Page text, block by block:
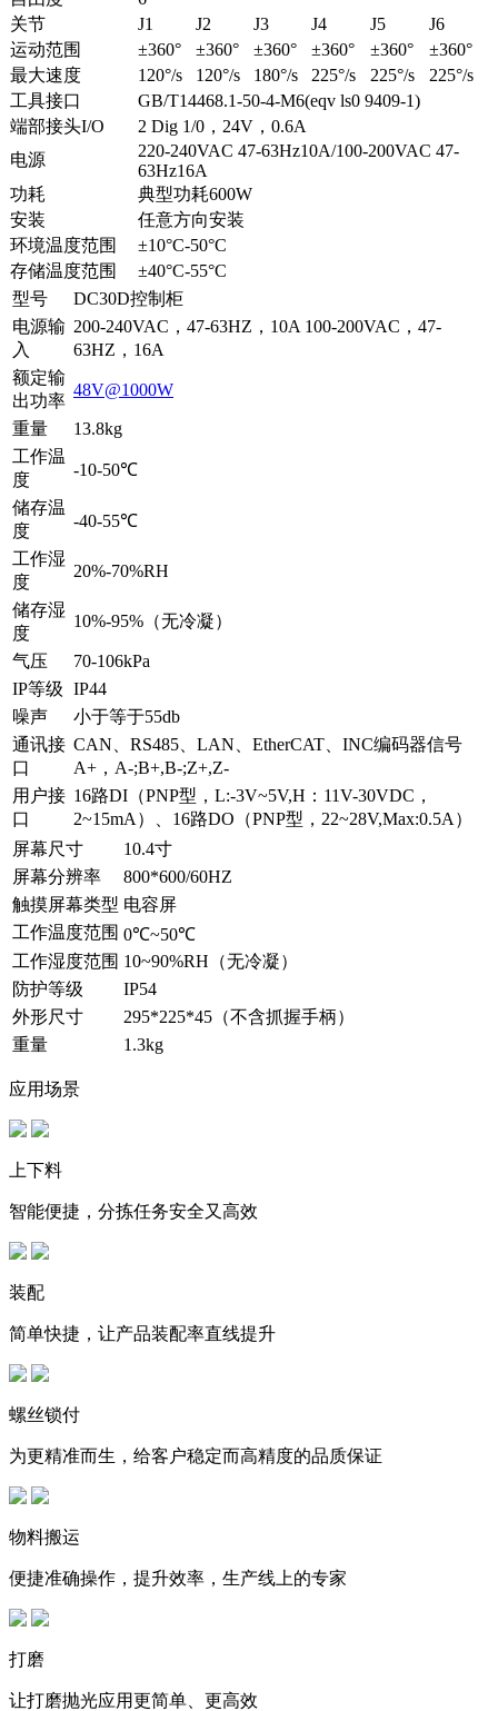
关节
J1 J2 J3 J4 J5
J6
运动范围
±360° ±360° ±360° ±360° ±360°
±360°
最大速度
120°/s 120°/s 180°/s 225°/s 225°/s
225°/s
工具接口
GB/T14468.1-50-4-M6(eqv ls0 9409-1)
端部接头I/O
2 Dig 1/0，24V，0.6A
电源
220-240VAC 47-63Hz10A/100-200VAC 47-
63Hz16A
功耗
典型功耗600W
安装
任意方向安装
环境温度范围
±10°C-50°C
存储温度范围
±40°C-55°C
型号
DC30D控制柜
电源输
入
200-240VAC，47-63HZ，10A 100-200VAC，47-
63HZ，16A
额定输
出功率
48V@1000W
重量
13.8kg
工作温
度
-10-50℃
储存温
度
-40-55℃
工作湿
度
20%-70%RH
储存湿
度
10%-95%（无冷凝）
气压
70-106kPa
IP等级 IP44
噪声
小于等于55db
通讯接
口
CAN、RS485、LAN、EtherCAT、INC编码器信号
A+，A-;B+,B-;Z+,Z-
用户接
口
16路DI（PNP型，L:-3V~5V,H：11V-30VDC，
2~15mA）、16路DO（PNP型，22~28V,Max:0.5A）
屏幕尺寸
10.4寸
屏幕分辨率
800*600/60HZ
触摸屏幕类型 电容屏
工作温度范围 0℃~50℃
工作湿度范围 10~90%RH（无冷凝）
防护等级
IP54
外形尺寸
295*225*45（不含抓握手柄）
重量
1.3kg
应用场景
上下料
智能便捷，分拣任务安全又高效
装配
简单快捷，让产品装配率直线提升
螺丝锁付
为更精准而生，给客户稳定而高精度的品质保证
物料搬运
便捷准确操作，提升效率，生产线上的专家
打磨
让打磨抛光应用更简单、更高效